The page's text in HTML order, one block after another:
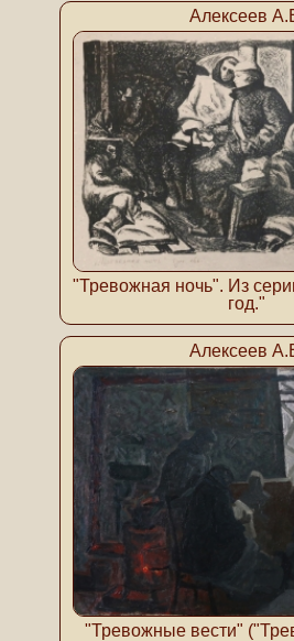
Алексеев
"Тревожная ночь". Из
год."
Алексеев
"Тревожные вести"